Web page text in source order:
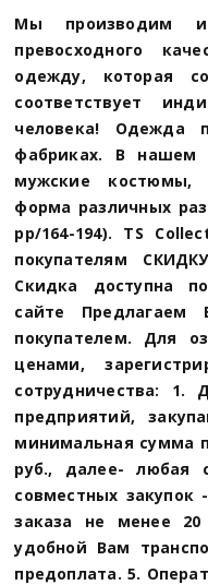
Мы производим
превосходного
одежду, которая
соответствует
человека! Одежда
фабриках. В нашем
мужские костюмы,
форма различных
рр/164-194). TS
покупателям
Скидка доступна
сайте
покупателем. Для
ценами,
сотрудничества: 1.
предприятий,
минимальная сумма
руб., далее- любая
совместных
заказа не менее
удобной Вам
предоплата. 5.